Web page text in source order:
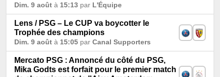
Dim. 9 août à 15:13 par L'Équipe
Lens / PSG – Le CUP va boycotter le
Trophée des champions
Dim. 9 août à 15:05 par Canal Supporters
Mercato PSG : Annoncé du côté du PSG,
Mika Godts est forfait pour le premier match